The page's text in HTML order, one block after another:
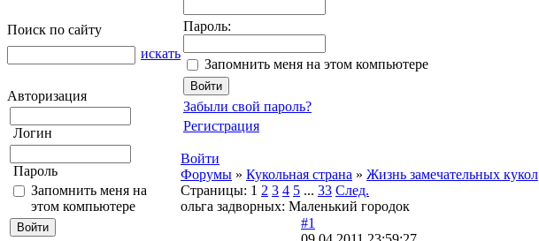
Поиск по сайту
искать
Авторизация
Логин
Пароль
Запомнить меня на
этом компьютере
Пароль:
Запомнить меня на этом компьютере
Забыли свой пароль?
Регистрация
Войти
Форумы » Кукольная страна » Жизнь замечательных кукол
Страницы: 1 2 3 4 5 ... 33 След.
ольга задворных: Маленький городок
#1